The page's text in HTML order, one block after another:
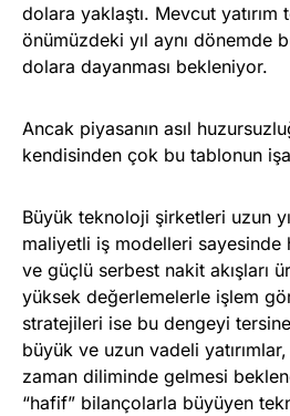
dolara yaklaştı. Mevcut
önümüzdeki yıl aynı dönemde
dolara dayanması bekleniyor.
Ancak piyasanın asıl
kendisinden çok bu tablonun
Büyük teknoloji şirketleri uzun
maliyetli iş modelleri sayesinde
ve güçlü serbest nakit akışları
yüksek değerlemelerle işlem
stratejileri ise bu dengeyi
büyük ve uzun vadeli
zaman diliminde gelmesi
“hafif” bilançolarla büyüyen